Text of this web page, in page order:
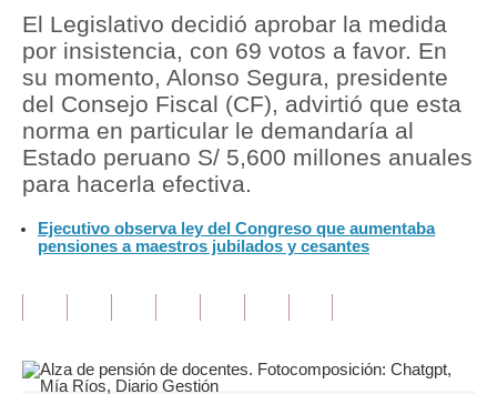
Política
Tu Dinero
Finanzas Personales
Inmobiliarias
Plus G
Opinión
Blogs
El Legislativo decidió aprobar la medida
por insistencia, con 69 votos a favor. En
su momento, Alonso Segura, presidente
del Consejo Fiscal (CF), advirtió que esta
norma en particular le demandaría al
Estado peruano S/ 5,600 millones anuales
para hacerla efectiva.
Ejecutivo observa ley del Congreso que aumentaba
pensiones a maestros jubilados y cesantes